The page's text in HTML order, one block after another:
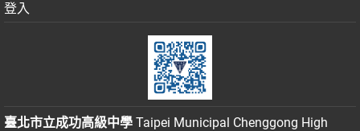
登入
臺北市立成功高級中學 Taipei Municipal Chenggong High